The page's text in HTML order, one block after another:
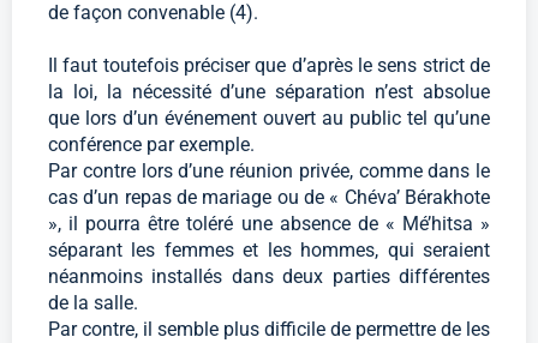
de façon convenable (4).
Il faut toutefois préciser que d’après le sens strict de
la loi, la nécessité d’une séparation n’est absolue
que lors d’un événement ouvert au public tel qu’une
conférence par exemple.
Par contre lors d’une réunion privée, comme dans le
cas d’un repas de mariage ou de « Chéva’ Bérakhote
», il pourra être toléré une absence de « Mé’hitsa »
séparant les femmes et les hommes, qui seraient
néanmoins installés dans deux parties différentes
de la salle.
Par contre, il semble plus difficile de permettre de les